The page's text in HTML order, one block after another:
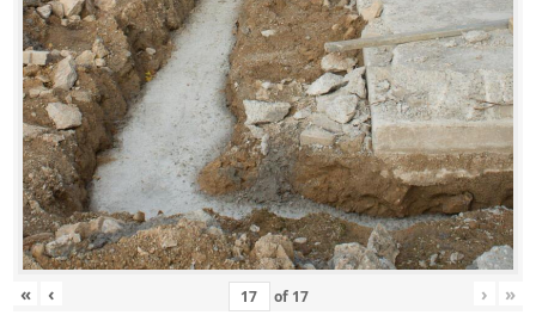
« ‹ of 17 › »